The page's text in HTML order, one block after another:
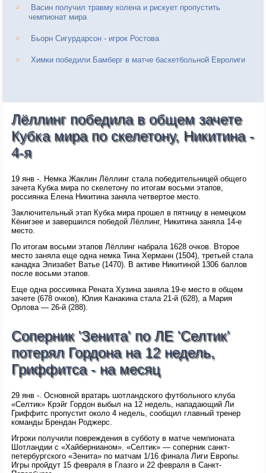
Васин получил травму колена и рискует пропустить
чемпионат мира
Бьорн Сигурдарсон - игрок Ростова
Химки победили Бамберг в матче баскетбольной Евролиги
Лёллинг победила в общем зачете
Кубка мира по скелетону, Никитина -
4-я
19 янв -. Немка Жаклин Лёллинг стала победительницей общего
зачета Кубка мира по скелетону по итогам восьми этапов,
россиянка Елена Никитина заняла четвертое место.
Заключительный этап Кубка мира прошел в пятницу в немецком
Кёнигзее и завершился победой Лёллинг, Никитина заняла 14-е
место.
По итогам восьми этапов Лёллинг набрала 1628 очков. Второе
место заняла еще одна немка Тина Херманн (1504), третьей стала
канадка Элизабет Ватье (1470). В активе Никитиной 1306 баллов
после восьми этапов.
Еще одна россиянка Рената Хузина заняла 19-е место в общем
зачете (678 очков), Юлия Канакина стала 21-й (628), а Мария
Орлова — 26-й (288).
Соперник 'Зенита' по ЛЕ 'Селтик'
потерял Гордона на 12 недель,
Гриффитса - на месяц
29 янв -. Основной вратарь шотландского футбольного клуба
«Селтик» Крэйг Гордон выбыл на 12 недель, нападающий Ли
Гриффитс пропустит около 4 недель, сообщил главный тренер
команды Брендан Роджерс.
Игроки получили повреждения в субботу в матче чемпионата
Шотландии с «Хайбернианом». «Селтик» — соперник санкт-
петербургского «Зенита» по матчам 1/16 финала Лиги Европы.
Игры пройдут 15 февраля в Глазго и 22 февраля в Санкт-